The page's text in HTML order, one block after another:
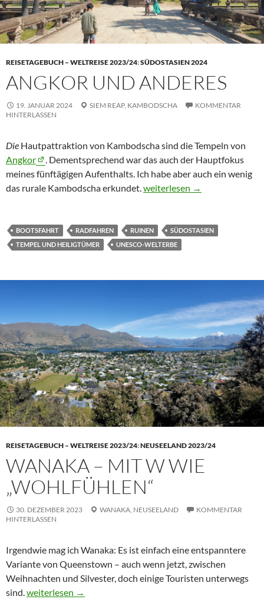
REISETAGEBUCH – WELTREISE 2023/24:SÜDOSTASIEN 2024
ANGKOR UND ANDERES
19. JANUAR 2024 SIEM REAP, KAMBODSCHA
KOMMENTAR
HINTERLASSEN
Die Hautpattraktion von Kambodscha sind die Tempeln von
Angkor
. Dementsprechend war das auch der Hauptfokus
meines fünftägigen Aufenthalts. Ich habe aber auch ein wenig
das rurale Kambodscha erkundet.Angkor und anderes
weiterlesen →
BOOTSFAHRT RADFAHREN RUINEN
SÜDOSTASIEN
TEMPEL UND HEILIGTÜMER
UNESCO-WELTERBE
REISETAGEBUCH – WELTREISE 2023/24:NEUSEELAND 2023/24
WANAKA – MIT W WIE
„WOHLFÜHLEN“
30. DEZEMBER 2023 WANAKA, NEUSEELAND
KOMMENTAR
HINTERLASSEN
Irgendwie mag ich Wanaka: Es ist einfach eine entspanntere
Variante von Queenstown – auch wenn jetzt, zwischen
Weihnachten und Silvester, doch einige Touristen unterwegs
sind. Wanaka – mit W wie „Wohlfühlen“
weiterlesen →